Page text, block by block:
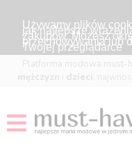
Używamy plików
jak najlepsze
zakupów. Możesz
przechowywania lub
Twojej przeglądarce
Platforma modowa must-
mężczyzn
dzieci ,